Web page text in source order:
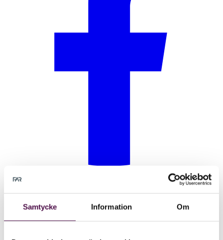
Samtycke Information Om